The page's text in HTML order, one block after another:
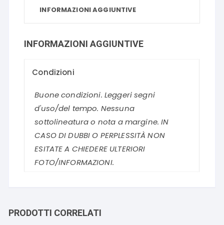
INFORMAZIONI AGGIUNTIVE
INFORMAZIONI AGGIUNTIVE
Condizioni
Buone condizioni. Leggeri segni
d'uso/del tempo. Nessuna
sottolineatura o nota a margine. IN
CASO DI DUBBI O PERPLESSITÀ NON
ESITATE A CHIEDERE ULTERIORI
FOTO/INFORMAZIONI.
PRODOTTI CORRELATI